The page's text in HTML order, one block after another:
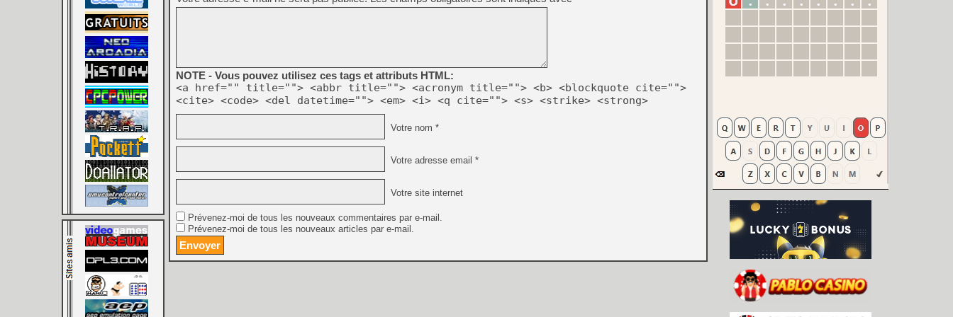
NOTE - Vous pouvez utilisez ces tags et attributs HTML:
<a href="" title=""> <abbr title=""> <acronym title=""> <b> <blockquote cite="">
<cite> <code> <del datetime=""> <em> <i> <q cite=""> <s> <strike> <strong>
Votre nom *
Votre adresse email *
Votre site internet
Prévenez-moi de tous les nouveaux commentaires par e-mail.
Prévenez-moi de tous les nouveaux articles par e-mail.